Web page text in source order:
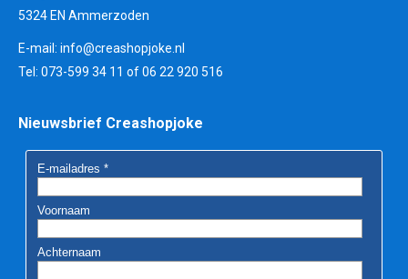
5324 EN Ammerzoden
E-mail: info@creashopjoke.nl
Tel: 073-599 34 11 of 06 22 920 516
Nieuwsbrief Creashopjoke